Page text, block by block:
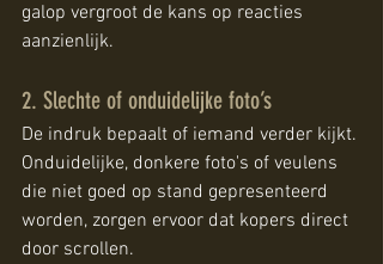
galop vergroot de kans op reacties
aanzienlijk.
2. Slechte of onduidelijke foto’s
De indruk bepaalt of iemand verder kijkt.
Onduidelijke, donkere foto's of veulens
die niet goed op stand gepresenteerd
worden, zorgen ervoor dat kopers direct
door scrollen.